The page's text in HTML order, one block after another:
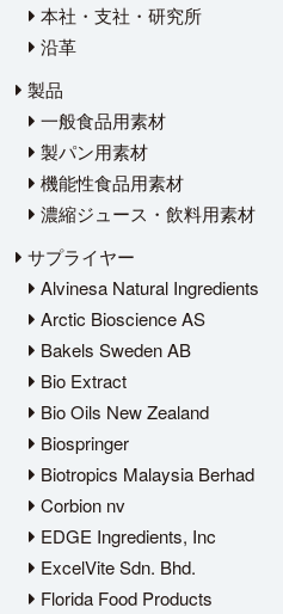
本社・支社・研究所
沿革
製品
一般食品用素材
製パン用素材
機能性食品用素材
濃縮ジュース・飲料用素材
サプライヤー
Alvinesa Natural Ingredients
Arctic Bioscience AS
Bakels Sweden AB
Bio Extract
Bio Oils New Zealand
Biospringer
Biotropics Malaysia Berhad
Corbion nv
EDGE Ingredients, Inc
ExcelVite Sdn. Bhd.
Florida Food Products